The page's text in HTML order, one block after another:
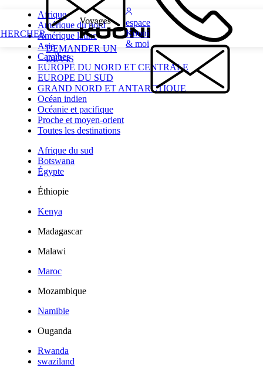
DEMANDER UN
DEVIS
espace
Kuoni
& moi
Afrique
Amérique du nord
Amérique latine
Asie
Caraïbes
EUROPE DU NORD ET CENTRALE
EUROPE DU SUD
GRAND NORD ET ANTARCTIQUE
Océan indien
Océanie et pacifique
Proche et moyen-orient
Toutes les destinations
Afrique du sud
Botswana
Égypte
Éthiopie
Kenya
Madagascar
Malawi
Maroc
Mozambique
Namibie
Ouganda
Rwanda
swaziland